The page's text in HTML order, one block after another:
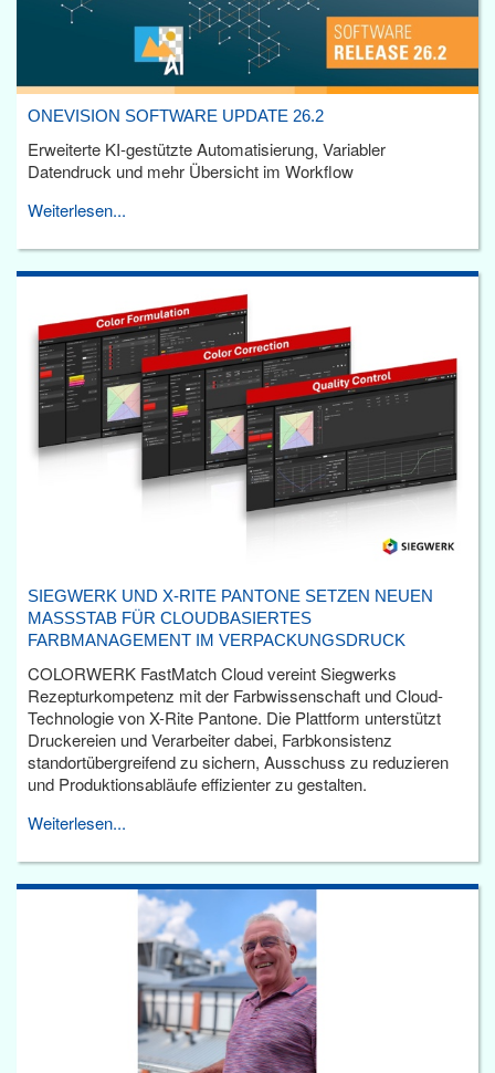
ONEVISION SOFTWARE UPDATE 26.2
Erweiterte KI-gestützte Automatisierung, Variabler
Datendruck und mehr Übersicht im Workflow
Weiterlesen...
SIEGWERK UND X-RITE PANTONE SETZEN NEUEN
MASSSTAB FÜR CLOUDBASIERTES F
ARBMANAGEMENT IM VERPACKUNGSDRUCK
COLORWERK FastMatch Cloud vereint Siegwerks
Rezepturkompetenz mit der Farbwissenschaft und Cloud-
Technologie von X-Rite Pantone. Die Plattform unterstützt
Druckereien und Verarbeiter dabei, Farbkonsistenz
standortübergreifend zu sichern, Ausschuss zu reduzieren
und Produktionsabläufe effizienter zu gestalten.
Weiterlesen...